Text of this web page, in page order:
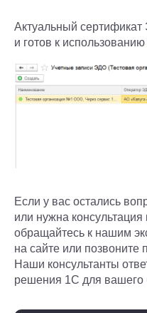
Актуальный
и готов к
Если у вас остались
или нужна
обращайтесь к нашим
на сайте или позвоните
Наши консультанты
решения 1С для вашего